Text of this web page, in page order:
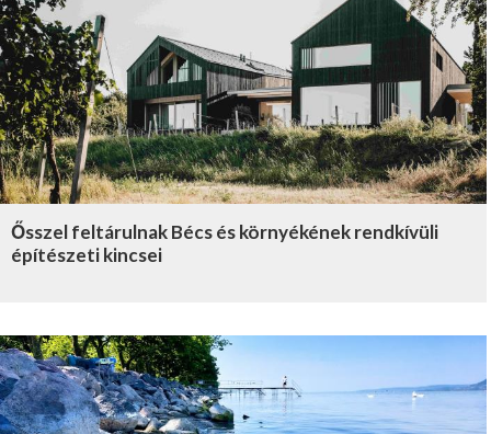
Ősszel feltárulnak Bécs és környékének rendkívüli
építészeti kincsei